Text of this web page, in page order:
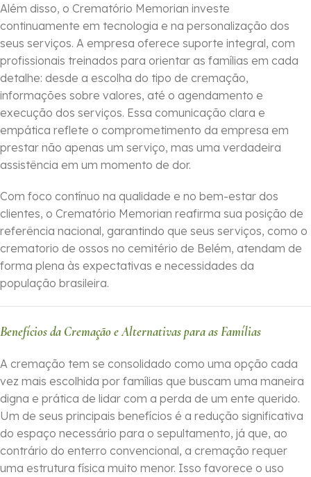
Além disso, o Crematório Memorian investe
continuamente em tecnologia e na personalização dos
seus serviços. A empresa oferece suporte integral, com
profissionais treinados para orientar as famílias em cada
detalhe: desde a escolha do tipo de cremação,
informações sobre valores, até o agendamento e
execução dos serviços. Essa comunicação clara e
empática reflete o comprometimento da empresa em
prestar não apenas um serviço, mas uma verdadeira
assistência em um momento de dor.
Com foco contínuo na qualidade e no bem-estar dos
clientes, o Crematório Memorian reafirma sua posição de
referência nacional, garantindo que seus serviços, como o
crematorio de ossos no cemitério de Belém, atendam de
forma plena às expectativas e necessidades da
população brasileira.
Benefícios da Cremação e Alternativas para as Famílias
A cremação tem se consolidado como uma opção cada
vez mais escolhida por famílias que buscam uma maneira
digna e prática de lidar com a perda de um ente querido.
Um de seus principais benefícios é a redução significativa
do espaço necessário para o sepultamento, já que, ao
contrário do enterro convencional, a cremação requer
uma estrutura física muito menor. Isso favorece o uso